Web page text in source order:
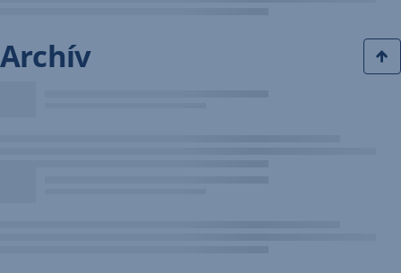
Archív